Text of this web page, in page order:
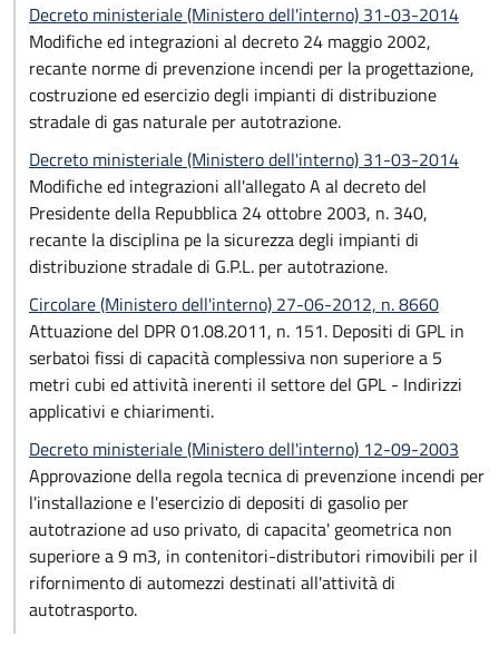
Decreto ministeriale (Ministero dell'interno) 31-03-2014
Modifiche ed integrazioni al decreto 24 maggio 2002,
recante norme di prevenzione incendi per la progettazione,
costruzione ed esercizio degli impianti di distribuzione
stradale di gas naturale per autotrazione.
Decreto ministeriale (Ministero dell'interno) 31-03-2014
Modifiche ed integrazioni all'allegato A al decreto del
Presidente della Repubblica 24 ottobre 2003, n. 340,
recante la disciplina pe la sicurezza degli impianti di
distribuzione stradale di G.P.L. per autotrazione.
Circolare (Ministero dell'interno) 27-06-2012, n. 8660
Attuazione del DPR 01.08.2011, n. 151. Depositi di GPL in
serbatoi fissi di capacità complessiva non superiore a 5
metri cubi ed attività inerenti il settore del GPL - Indirizzi
applicativi e chiarimenti.
Decreto ministeriale (Ministero dell'interno) 12-09-2003
Approvazione della regola tecnica di prevenzione incendi per
l'installazione e l'esercizio di depositi di gasolio per
autotrazione ad uso privato, di capacita' geometrica non
superiore a 9 m3, in contenitori-distributori rimovibili per il
rifornimento di automezzi destinati all'attività di
autotrasporto.